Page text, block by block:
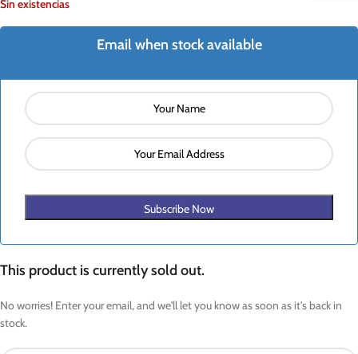
Sin existencias
Email when stock available
Subscribe Now
This product is currently sold out.
No worries! Enter your email, and we'll let you know as soon as it's back in
stock.